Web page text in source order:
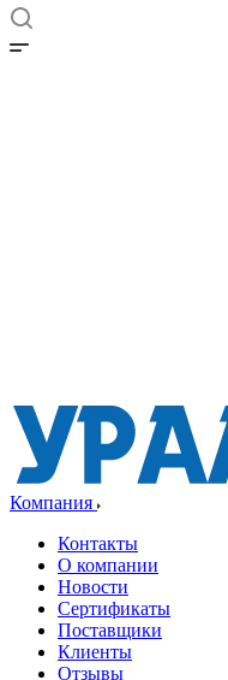
Компания
Контакты
О компании
Новости
Сертификаты
Поставщики
Клиенты
Отзывы